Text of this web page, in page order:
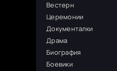
Вестерн
Церемонии
Документалки
Драма
Биография
Боевики